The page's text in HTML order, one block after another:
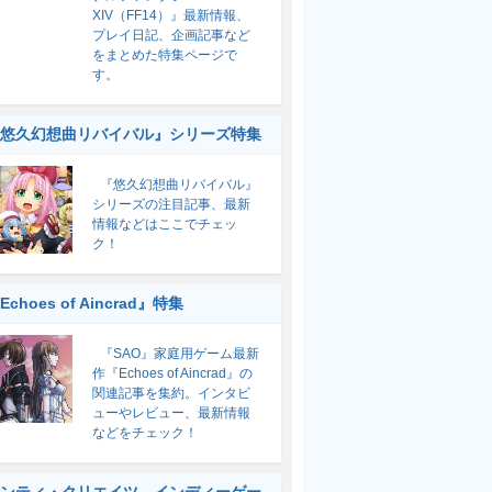
XIV（FF14）』最新情報、
プレイ日記、企画記事など
をまとめた特集ページで
す。
久幻想曲リバイバル』シリーズ特集
『悠久幻想曲リバイバル』
シリーズの注目記事、最新
情報などはここでチェッ
ク！
of Aincrad』特集
『SAO』家庭用ゲーム最新
作『Echoes of Aincrad』の
関連記事を集約。インタビ
ューやレビュー、最新情報
などをチェック！